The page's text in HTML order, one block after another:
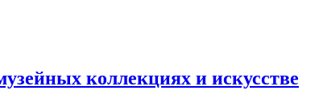
коллекциях и искусстве